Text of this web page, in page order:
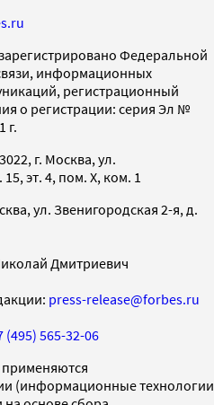
Федеральной
информационных
регистрационный
о регистрации: серия Эл №
г.
г. Москва, ул.
эт. 4, пом. X, ком. 1
ул. Звенигородская 2-я, д.
Дмитриевич
press-release@forbes.ru
(495) 565-32-06
(информационные технологии